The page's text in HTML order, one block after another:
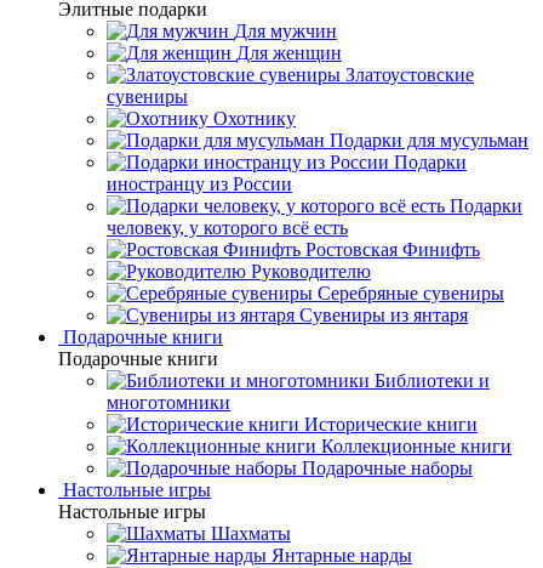
Элитные подарки
Для мужчин
Для женщин
Златоустовские
сувениры
Охотнику
Подарки для мусульман
Подарки
иностранцу из России
Подарки
человеку, у которого всё есть
Ростовская Финифть
Руководителю
Серебряные сувениры
Сувениры из янтаря
Подарочные книги
Подарочные книги
Библиотеки и
многотомники
Исторические книги
Коллекционные книги
Подарочные наборы
Настольные игры
Настольные игры
Шахматы
Янтарные нарды